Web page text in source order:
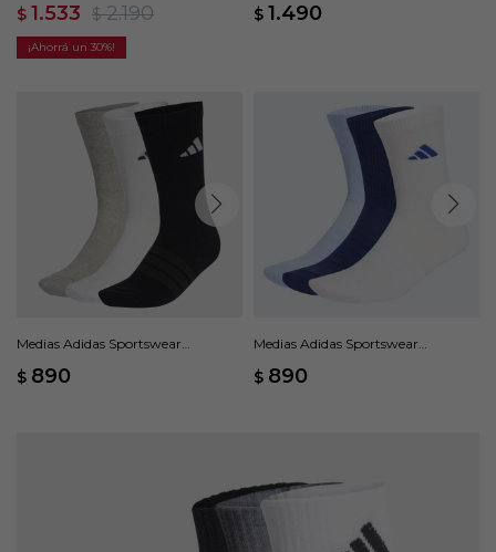
$ 1.533 $ 2.190
30
$ 1.490
Medias Adidas Sportswear
$ 890
Medias Adidas Sportswear
$ 890